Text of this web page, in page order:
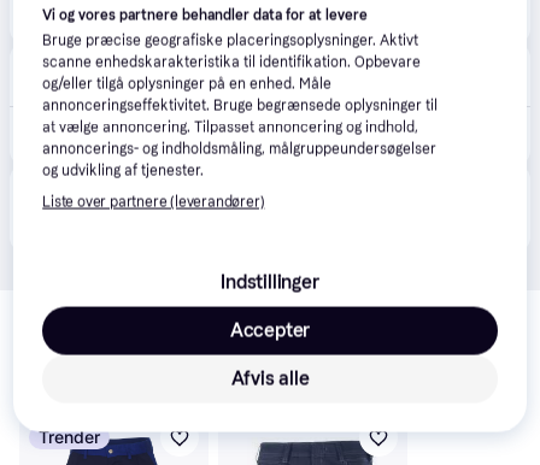
House-Tech
Bestillingsvare
Mascot Mascot Pittsburgh Buks Bomuld/Polyester mørk marine 90C46 1 PAR
Produktet fås også hos 4 butikker
Relaterede produkter
Se vores forslag til andre produkter, der matcher dine
Trender
Vi og vores partnere behandler data for at levere
Bruge præcise geografiske placeringsoplysninger. Aktivt
scanne enhedskarakteristika til identifikation. Opbevare
og/eller tilgå oplysninger på en enhed. Måle
annonceringseffektivitet. Bruge begrænsede oplysninger til
at vælge annoncering. Tilpasset annoncering og indhold,
annoncerings- og indholdsmåling, målgruppeundersøgelser
og udvikling af tjenester.
Liste over partnere (leverandører)
Indstillinger
Afvis alle
Accepter